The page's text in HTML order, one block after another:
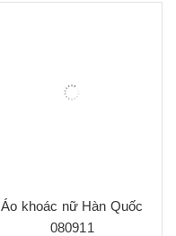
Áo khoác nữ Hàn Quốc
080911